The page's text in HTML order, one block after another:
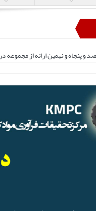
و پنجاه و نهمین ارائه از